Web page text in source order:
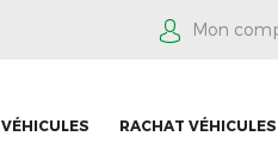
Mon
VÉHICULES RACHAT VÉHICULES